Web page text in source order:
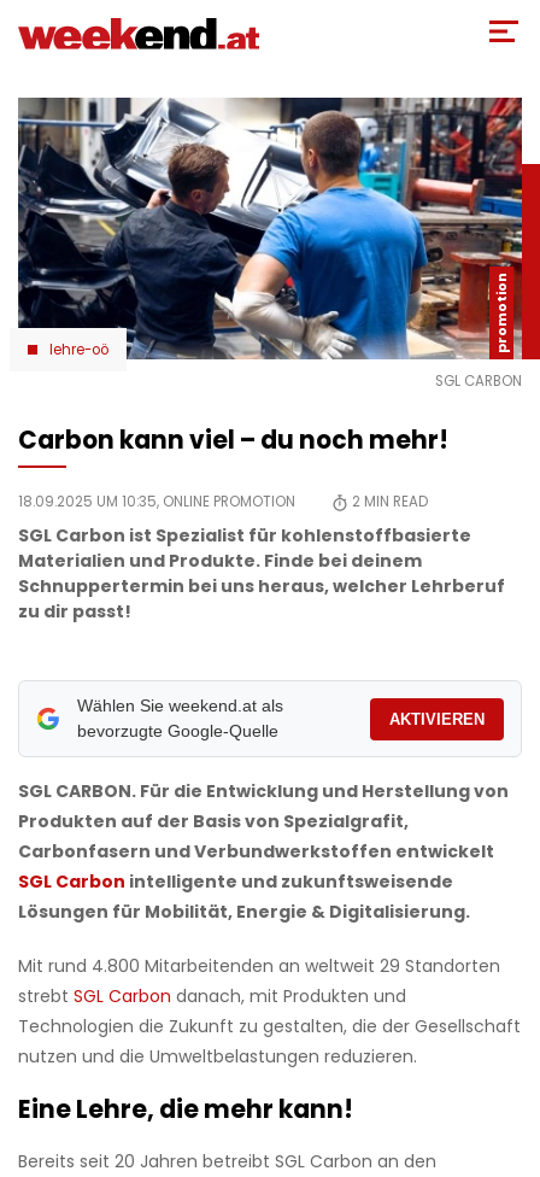
zum
lehre-oö
SGL CARBON
Carbon kann viel – du noch mehr!
18.09.2025 UM 10:35, ONLINE PROMOTION 2 MIN READ
SGL Carbon ist Spezialist für kohlenstoffbasierte
Materialien und Produkte. Finde bei deinem
Schnuppertermin bei uns heraus, welcher Lehrberuf
zu dir passt!
Wählen Sie weekend.at als
bevorzugte Google-Quelle
AKTIVIEREN
SGL CARBON. Für die Entwicklung und Herstellung von
Produkten auf der Basis von Spezialgrafit,
Carbonfasern und Verbundwerkstoffen entwickelt
SGL Carbon intelligente und zukunftsweisende
Lösungen für Mobilität, Energie & Digitalisierung.
Mit rund 4.800 Mitarbeitenden an weltweit 29 Standorten
strebt SGL Carbon danach, mit Produkten und
Technologien die Zukunft zu gestalten, die der Gesellschaft
nutzen und die Umweltbelastungen reduzieren.
Eine Lehre, die mehr kann!
Bereits seit 20 Jahren betreibt SGL Carbon an den